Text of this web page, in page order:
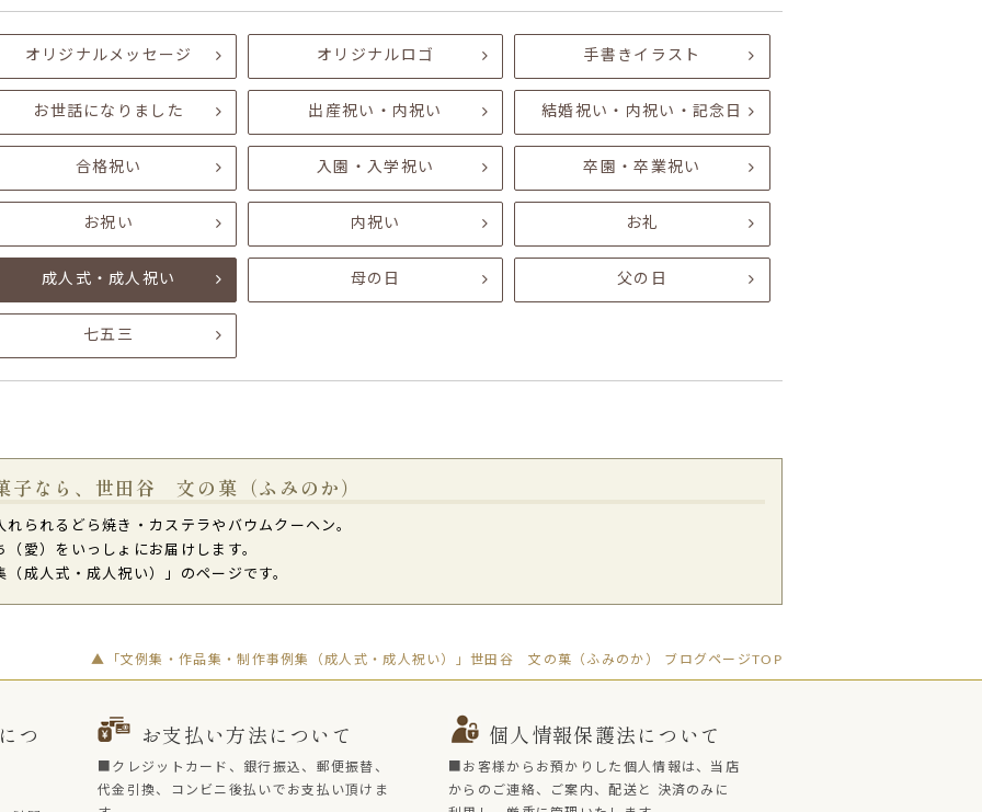
オリジナルメッセージ オリジナルロゴ 手書きイラスト
お世話になりました 出産祝い・内祝い 結婚祝い・内祝い・記念日
合格祝い 入園・入学祝い 卒園・卒業祝い
お祝い 内祝い お礼
成人式・成人祝い 母の日 父の日
七五三
子なら、世田谷 文の菓（ふみのか）
られるどら焼き・カステラやバウムクーヘン。
愛）をいっしょにお届けします。
成人式・成人祝い）」のページです。
▲「文例集・作品集・制作事例集（成人式・成人祝い）」世田谷 文の菓（ふみのか） ブログページTOP
つ お支払い方法について
■クレジットカード、銀行振込、郵便振替、
代金引換、コンビニ後払いでお支払い頂けま
個人情報保護法について
■お客様からお預かりした個人情報は、当店
からのご連絡、ご案内、配送と 決済のみに